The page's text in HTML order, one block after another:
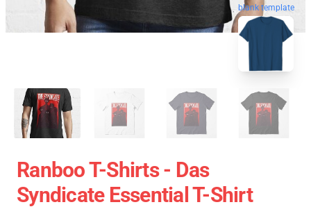
blank template
Ranboo T-Shirts - Das
Syndicate Essential T-Shirt